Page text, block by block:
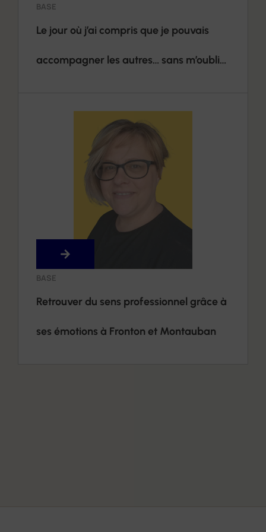
BASE
Le jour où j’ai compris que je pouvais
accompagner les autres… sans m’oublier
BASE
Retrouver du sens professionnel grâce à
ses émotions à Fronton et Montauban